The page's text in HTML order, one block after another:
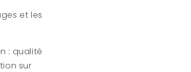
et les
: qualité
sur